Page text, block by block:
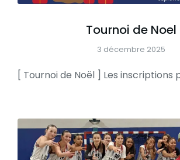
Tournoi de Noel
3 décembre 2025